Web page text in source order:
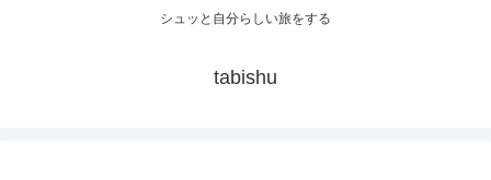
シュッと自分らしい旅をする
tabishu